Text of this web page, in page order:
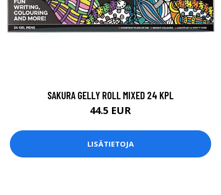
SAKURA GELLY ROLL MIXED 24 KPL
44.5 EUR
LISÄTIETOJA